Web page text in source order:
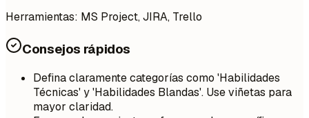
Herramientas: MS Project, JIRA, Trello
Consejos rápidos
Defina claramente categorías como 'Habilidades
Técnicas' y 'Habilidades Blandas'. Use viñetas para
mayor claridad.